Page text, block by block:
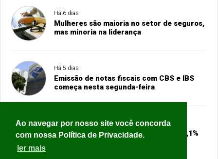
Ao navegar por nosso site você concorda
com nossa Política de Privacidade.
ler mais
Há 6 dias
Mulheres são maioria no setor de seguros,
mas minoria na liderança
Há 5 dias
Emissão de notas fiscais com CBS e IBS
começa nesta segunda-feira
Há 4 dias
Ajuda internacional sofre corte de 23,1%